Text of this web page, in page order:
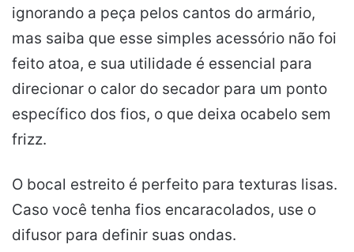
ignorando a peça pelos cantos do armário,
mas saiba que esse simples acessório não foi
feito atoa, e sua utilidade é essencial para
direcionar o calor do secador para um ponto
específico dos fios, o que deixa ocabelo sem
frizz.
O bocal estreito é perfeito para texturas lisas.
Caso você tenha fios encaracolados, use o
difusor para definir suas ondas.